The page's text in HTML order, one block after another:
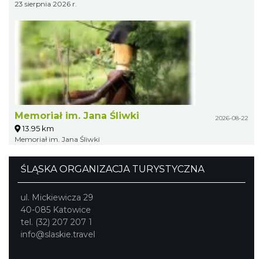
23 sierpnia 2026 r.
Memoriał im. Jana Śliwki 2026-08-22
13.95 km
Memoriał im. Jana Śliwki
ŚLĄSKA ORGANIZACJA TURYSTYCZNA
ul. Mickiewicza 29
40-085 Katowice
tel. (32) 207 207 1
info@slaskie.travel